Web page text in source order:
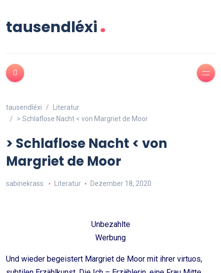
tausendléxi.
tausendléxi
Literatur
> Schlaflose Nacht < von Margriet de Moor
> Schlaflose Nacht < von
Margriet de Moor
sabinekrass Literatur Dezember 18, 2020
Unbezahlte
Werbung
Und wieder begeistert Margriet de Moor mit ihrer virtuos,